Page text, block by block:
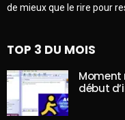
de mieux que le rire pour
TOP 3 DU MOIS
Moment
début